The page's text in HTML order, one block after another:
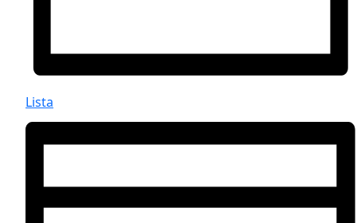
Lista